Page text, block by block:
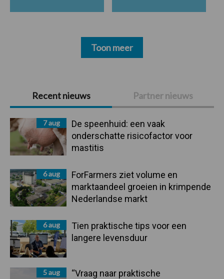
Primaire
Sidebar
Recent nieuws Partner nieuws
7 aug
De speenhuid: een vaak
onderschatte risicofactor voor
mastitis
6 aug
ForFarmers ziet volume en
marktaandeel groeien in krimpende
Nederlandse markt
6 aug
Tien praktische tips voor een
langere levensduur
5 aug
“Vraag naar praktische
Toon meer